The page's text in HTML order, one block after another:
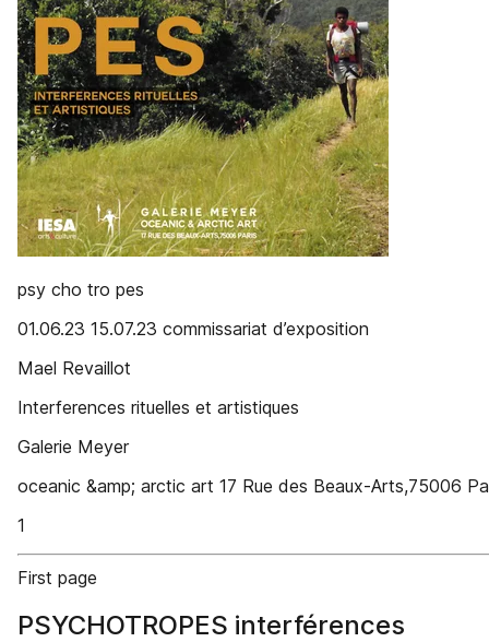
psy cho tro pes
01.06.23 15.07.23 commissariat d’exposition
Mael Revaillot
Interferences rituelles et artistiques
Galerie Meyer
oceanic &amp; arctic art 17 Rue des Beaux-Arts,75006
1
First page
PSYCHOTROPES interférences